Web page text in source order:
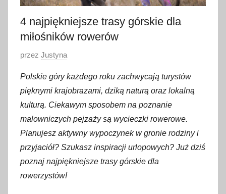
4 najpiękniejsze trasy górskie dla
miłośników rowerów
O
u
b
l
i
k
o
w
a
przez Justyna
Polskie góry każdego roku zachwycają turystów
pięknymi krajobrazami, dziką naturą oraz lokalną
kulturą. Ciekawym sposobem na poznanie
malowniczych pejzaży są wycieczki rowerowe.
Planujesz aktywny wypoczynek w gronie rodziny i
przyjaciół? Szukasz inspiracji urlopowych? Już dziś
poznaj najpiękniejsze trasy górskie dla
rowerzystów!